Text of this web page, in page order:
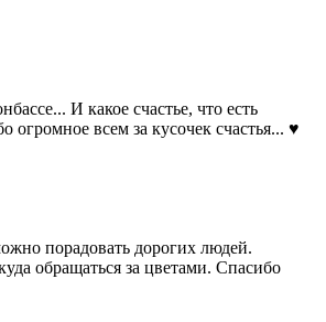
И какое счастье, что есть
огромное всем за кусочек счастья... ♥️
порадовать дорогих людей.
обращаться за цветами. Спасибо